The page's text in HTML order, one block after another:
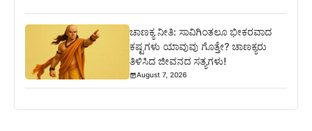
ಚಾಣಕ್ಯ ನೀತಿ: ಸಾವಿಗಿಂತಲೂ ಭೀಕರವಾದ
ಕಷ್ಟಗಳು ಯಾವುವು ಗೊತ್ತೇ? ಚಾಣಕ್ಯರು
ತಿಳಿಸಿದ ಜೀವನದ ಸತ್ಯಗಳು!
August 7, 2026